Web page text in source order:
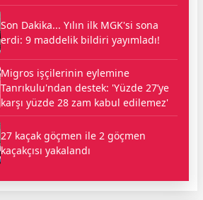
Son Dakika... Yılın ilk MGK'si sona
erdi: 9 maddelik bildiri yayımladı!
Migros işçilerinin eylemine
Tanrıkulu'ndan destek: 'Yüzde 27’ye
karşı yüzde 28 zam kabul edilemez'
27 kaçak göçmen ile 2 göçmen
kaçakçısı yakalandı